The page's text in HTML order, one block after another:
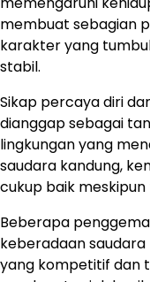
membuat sebagian
karakter yang
stabil.
Sikap percaya diri
dianggap sebagai
lingkungan yang
saudara kandung,
cukup baik
Beberapa
keberadaan
yang kompetitif dan